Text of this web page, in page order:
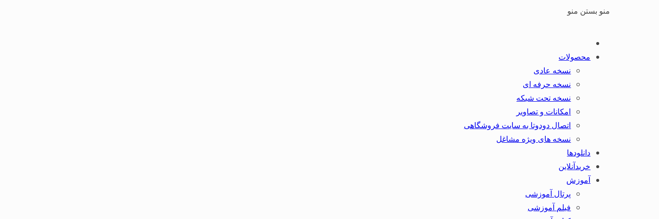
منو بستن منو
محصولات
نسخه عادی
نسخه حرفه ای
نسخه تحت شبکه
امکانات و تصاویر
اتصال دودوتا به سایت فروشگاهی
نسخه های ویژه مشاغل
دانلودها
خریدآنلاین
آموزش
پرتال آموزشی
فیلم آموزشی